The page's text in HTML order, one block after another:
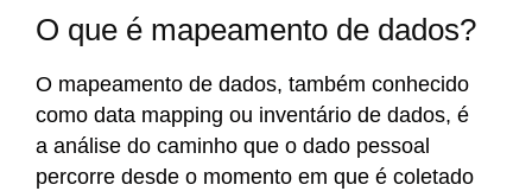
O que é mapeamento de dados?
O mapeamento de dados, também conhecido
como data mapping ou inventário de dados, é
a análise do caminho que o dado pessoal
percorre desde o momento em que é coletado